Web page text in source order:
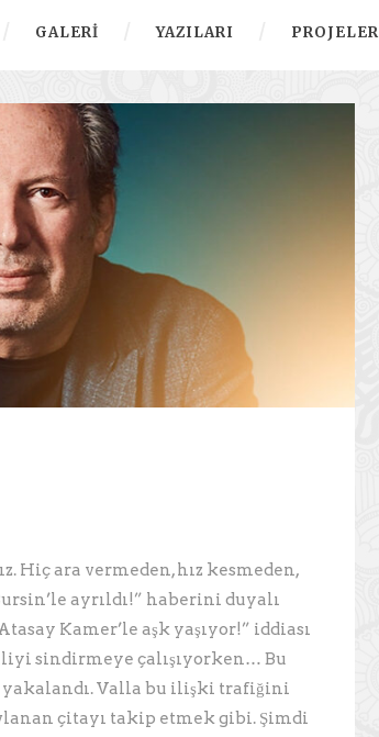
GALERI YAZILARI PROJELER
Hiç ara vermeden, hız kesmeden,
ayrıldı!” haberini duyalı
Kamer’le aşk yaşıyor!” iddiası
sindirmeye çalışıyorken… Bu
yakalandı. Valla bu ilişki trafiğini
çitayı takip etmek gibi. Şimdi